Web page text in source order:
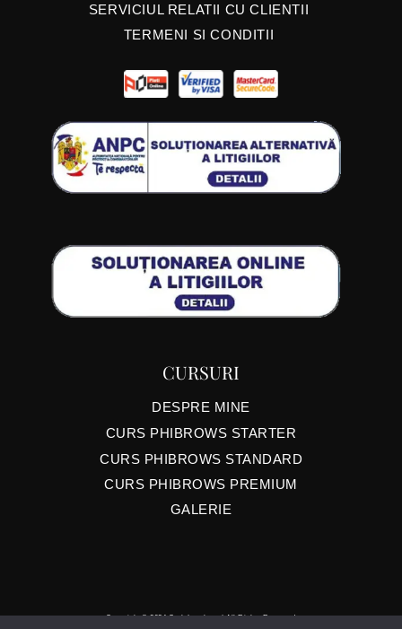
SERVICIUL RELATII CU CLIENTII
TERMENI SI CONDITII
CURSURI
DESPRE MINE
CURS PHIBROWS STARTER
CURS PHIBROWS STANDARD
CURS PHIBROWS PREMIUM
GALERIE
Copyright © 2024 CarlaLaszlo.ro | All Rights Reserved